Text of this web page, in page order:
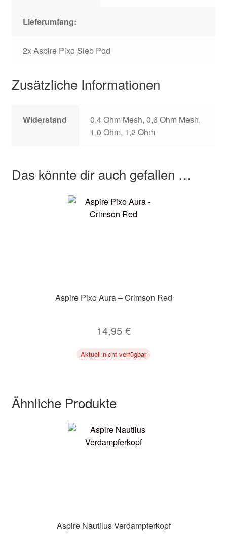
Lieferumfang:
2x Aspire Pixo Sieb Pod
Zusätzliche Informationen
Widerstand
0,4 Ohm Mesh, 0,6 Ohm Mesh,
1,0 Ohm, 1,2 Ohm
Das könnte dir auch gefallen …
Aspire Pixo Aura – Crimson Red
14,95 €
Aktuell nicht verfügbar
Ähnliche Produkte
Aspire Nautilus Verdampferkopf